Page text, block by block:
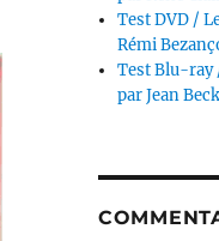
Test DVD /
Rémi
Test Blu-ray
par Jean